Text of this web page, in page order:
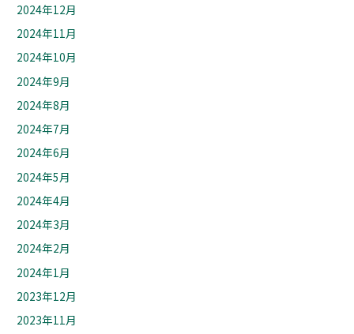
2024年12月
2024年11月
2024年10月
2024年9月
2024年8月
2024年7月
2024年6月
2024年5月
2024年4月
2024年3月
2024年2月
2024年1月
2023年12月
2023年11月